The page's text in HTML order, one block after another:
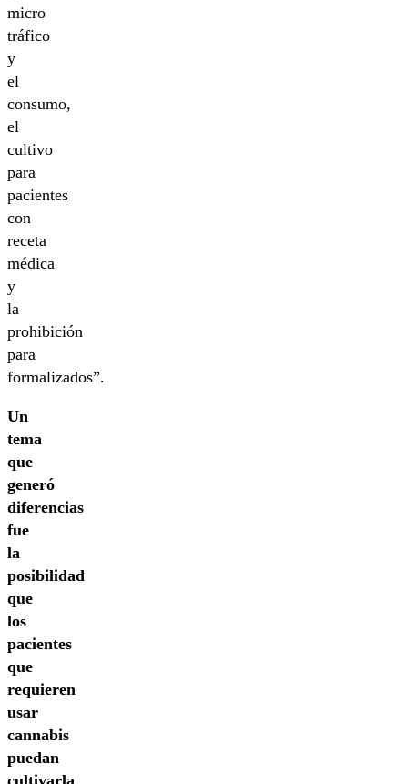
micro
tráfico
y
el
consumo,
el
cultivo
para
pacientes
con
receta
médica
y
la
prohibición
para
formalizados”.
Un
tema
que
generó
diferencias
fue
la
posibilidad
que
los
pacientes
que
requieren
usar
cannabis
puedan
cultivarla